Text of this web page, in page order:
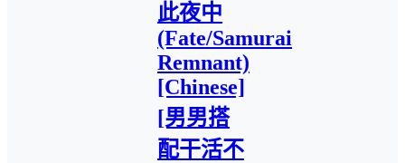
此夜中
(Fate/Samurai
Remnant)
[Chinese]
[男男搭
配干活不